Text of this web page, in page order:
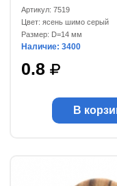
Артикул: 7519
Цвет: ясень шимо серый
Размер: D=14 мм
Наличие: 3400
0.8
В